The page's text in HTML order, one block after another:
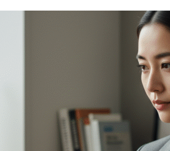
出張 講演 セミナー
痩せますか？｜元日本王者
パーソナル
パーソナ
び方｜
認ポイン
解説